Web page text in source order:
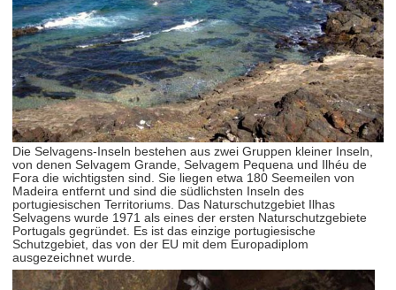
Die Selvagens-Inseln bestehen aus zwei Gruppen kleiner Inseln,
von denen Selvagem Grande, Selvagem Pequena und Ilhéu de
Fora die wichtigsten sind. Sie liegen etwa 180 Seemeilen von
Madeira entfernt und sind die südlichsten Inseln des
portugiesischen Territoriums. Das Naturschutzgebiet Ilhas
Selvagens wurde 1971 als eines der ersten Naturschutzgebiete
Portugals gegründet. Es ist das einzige portugiesische
Schutzgebiet, das von der EU mit dem Europadiplom
ausgezeichnet wurde.